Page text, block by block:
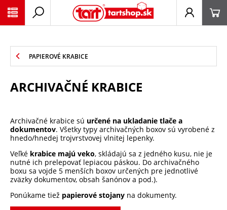
PAPIEROVÉ KRABICE
ARCHIVAČNÉ KRABICE
Archivačné krabice sú určené na ukladanie tlače a
dokumentov. Všetky typy archivačných boxov sú vyrobené z
hnedo/hnedej trojvrstvovej vlnitej lepenky.
Veľké krabice majú veko, skládajú sa z jedného kusu, nie je
nutné ich prelepovať lepiacou páskou. Do archivačného
boxu sa vojde 5 menších boxov určených pre jednotlivé
zväzky dokumentov, obsah šanónov a pod.).
Ponúkame tiež papierové stojany na dokumenty.